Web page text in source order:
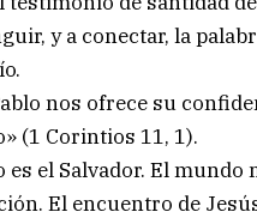
y a conectar, la
nos ofrece su
(1 Corintios 11, 1).
es el Salvador. El
El encuentro de